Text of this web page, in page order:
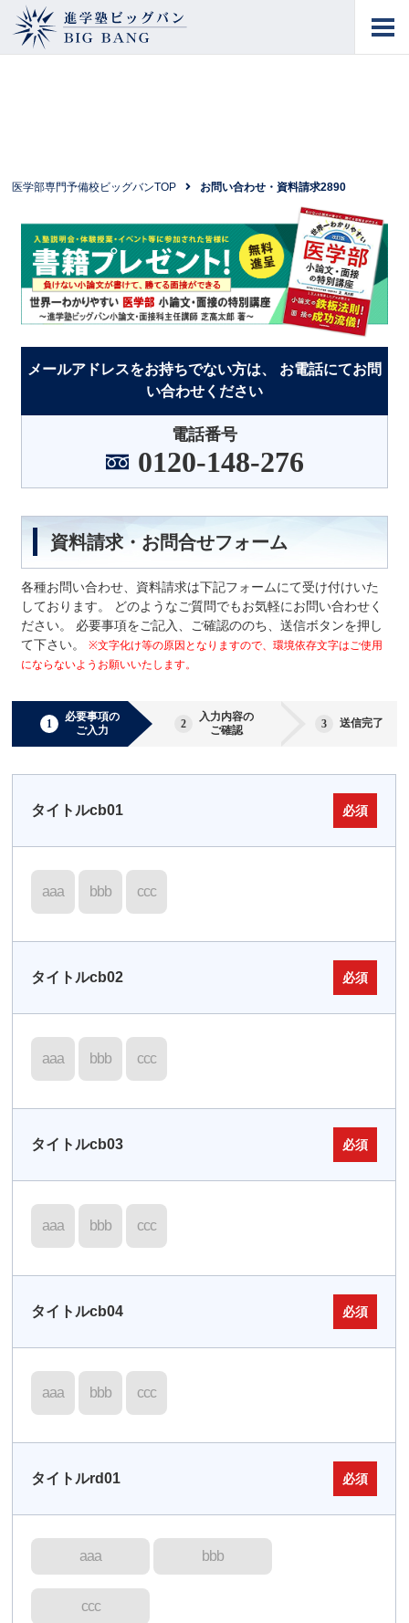
医学部専門予備校ビッグバンTOP お問い合わせ・資料請求2890
メールアドレスをお持ちでない方は、 お電話にてお問
い合わせください
電話番号
0120-148-276
資料請求・お問合せフォーム
各種お問い合わせ、資料請求は下記フォームにて受け付けいた
しております。 どのようなご質問でもお気軽にお問い合わせく
ださい。 必要事項をご記入、ご確認ののち、送信ボタンを押し
て下さい。※文字化け等の原因となりますので、環境依存文字はご使用
にならないようお願いいたします。
必要事項の
ご入力
入力内容の
ご確認
送信完了
タイトルcb01 必須
aaa bbb ccc
タイトルcb02 必須
aaa bbb ccc
タイトルcb03 必須
aaa bbb ccc
タイトルcb04 必須
aaa bbb ccc
タイトルrd01 必須
aaa bbb
ccc